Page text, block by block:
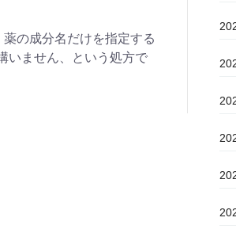
の成分名だけを指定する
いません、という処方で